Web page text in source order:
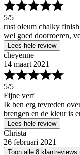
5/5
rust oleum chalky
wel goed doorroeren,
Lees hele review
cheyenne
14 maart 2021
5/5
Fijne verf
Ik ben erg tevreden
brengen en de kleur is
Lees hele review
Christa
26 februari 2021
Toon alle 8 klantreviews